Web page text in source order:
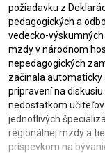
požiadavku z
pedagogických a
vedecko-
mzdy v národnom
nepedagogických
začínala automaticky
pripravení na
nedostatkom
jednotlivých
regionálnej mzdy a
príspevkom na